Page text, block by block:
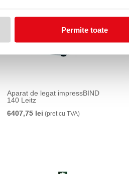
Permite toate
Aparat de legat impressBIND
140 Leitz
6407,75 lei (pret cu TVA)